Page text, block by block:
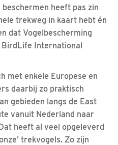
heeft pas zin
trekweg in kaart hebt én
dat Vogelbescherming
BirdLife International
met enkele Europese en
daarbij zo praktisch
gebieden langs de East
vanuit Nederland naar
heeft al veel opgeleverd
trekvogels. Zo zijn